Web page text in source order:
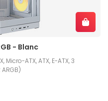
- Blanc
ATX, ATX, E-ATX, 3